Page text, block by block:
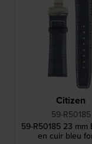
Citizen
59-R50185
59-R50185 23 mm
en cuir bleu